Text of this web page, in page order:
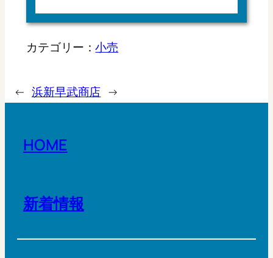
カテゴリー：小売
← 浜新早武商店 →
HOME
新着情報